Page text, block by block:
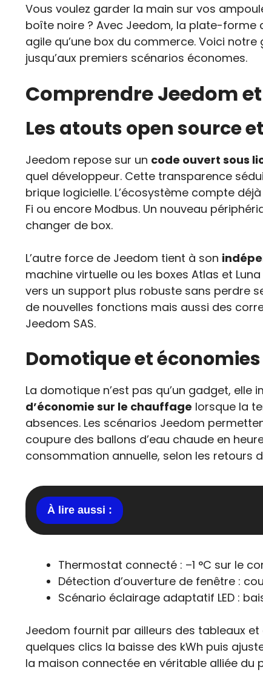
Vous voulez garder la main sur vos
boîte noire ? Avec Jeedom, la plate-forme
agile qu’une box du commerce. Voici
jusqu’aux premiers scénarios économes.
Comprendre Jeedom
Les atouts open source
Jeedom repose sur un code ouvert sous
quel développeur. Cette transparence
brique logicielle. L’écosystème compte
Fi ou encore Modbus. Un nouveau
changer de box.
L’autre force de Jeedom tient à son
machine virtuelle ou les boxes Atlas et
vers un support plus robuste sans perdre
de nouvelles fonctions mais aussi des
Jeedom SAS.
Domotique et
La domotique n’est pas qu’un gadget, elle
d’économie sur le chauffage lorsque la
absences. Les scénarios Jeedom
coupure des ballons d’eau chaude en
consommation annuelle, selon les retours
Thermostat connecté : –1 °C sur le
Détection d’ouverture de fenêtre :
Scénario éclairage adaptatif LED :
Jeedom fournit par ailleurs des tableaux
quelques clics la baisse des kWh puis
la maison connectée en véritable alliée du